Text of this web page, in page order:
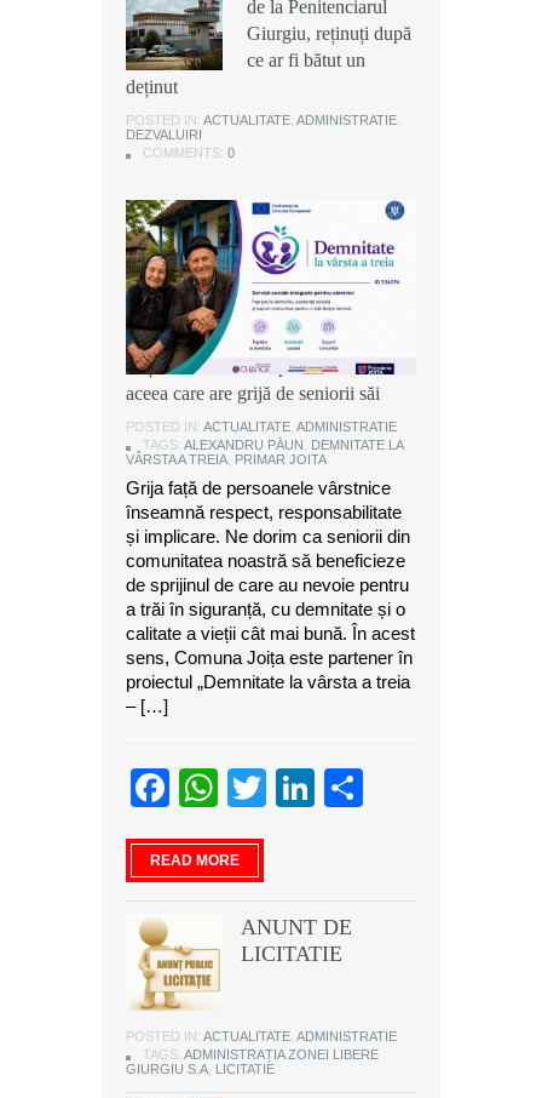
de la Penitenciarul
Giurgiu, reținuți după
ce ar fi bătut un
deținut
POSTED IN: ACTUALITATE ADMINISTRATIE
DEZVALUIRI
COMMENTS: 0
de la Penitenciarul
Giurgiu, reținuți după
ce ar fi bătut un
deținut
POSTED IN: ACTUALITATE ADMINISTRATIE
DEZVALUIRI
COMMENTS: 0
de la Penitenciarul
Giurgiu, reținuți după
ce ar fi bătut un
deținut
POSTED IN: ACTUALITATE ADMINISTRATIE
DEZVALUIRI
COMMENTS: 0
Alexandru Păun, primarul comunei
Joița: O comunitate puternică este
aceea care are grijă de seniorii săi
POSTED IN: ACTUALITATE ADMINISTRATIE
TAGS: ALEXANDRU PĂUN
DEMNITATE LA
VÂRSTA A TREIA PRIMAR JOITA
Grija față de persoanele vârstnice
înseamnă respect, responsabilitate
și implicare. Ne dorim ca seniorii din
comunitatea noastră să beneficieze
de sprijinul de care au nevoie pentru
a trăi în siguranță, cu demnitate și o
calitate a vieții cât mai bună. În acest
sens, Comuna Joița este partener în
proiectul „Demnitate la vârsta a treia
– […]
Facebook
WhatsApp
TwitterLinkedIn
READ MORE
ANUNT DE
LICITATIE
POSTED IN: ACTUALITATE ADMINISTRATIE
TAGS: ADMINISTRAȚIA ZONEI LIBERE
GIURGIU S.A LICITATIE